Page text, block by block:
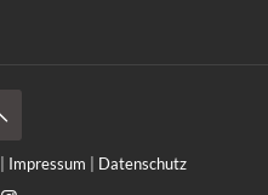
Impressum Datenschutz